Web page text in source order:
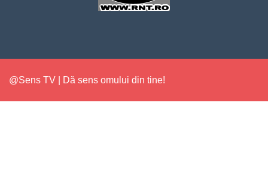
@Sens TV | Dă sens omului din tine!